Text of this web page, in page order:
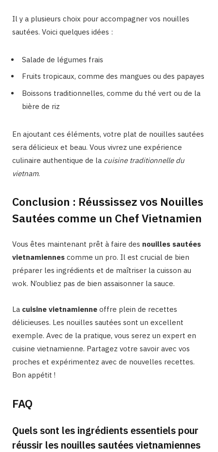
Il y a plusieurs choix pour accompagner vos nouilles
sautées. Voici quelques idées :
Salade de légumes frais
Fruits tropicaux, comme des mangues ou des papayes
Boissons traditionnelles, comme du thé vert ou de la
bière de riz
En ajoutant ces éléments, votre plat de nouilles sautées
sera délicieux et beau. Vous vivrez une expérience
culinaire authentique de la cuisine traditionnelle du
vietnam.
Conclusion : Réussissez vos Nouilles
Sautées comme un Chef Vietnamien
Vous êtes maintenant prêt à faire des nouilles sautées
vietnamiennes comme un pro. Il est crucial de bien
préparer les ingrédients et de maîtriser la cuisson au
wok. N’oubliez pas de bien assaisonner la sauce.
La cuisine vietnamienne offre plein de recettes
délicieuses. Les nouilles sautées sont un excellent
exemple. Avec de la pratique, vous serez un expert en
cuisine vietnamienne. Partagez votre savoir avec vos
proches et expérimentez avec de nouvelles recettes.
Bon appétit !
FAQ
Quels sont les ingrédients essentiels pour
réussir les nouilles sautées vietnamiennes